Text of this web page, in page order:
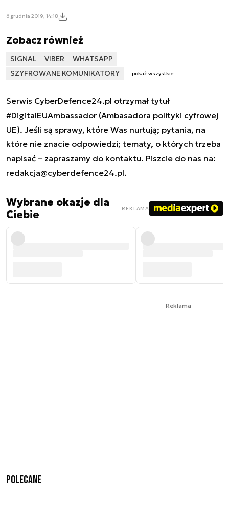
6 grudnia 2019, 14:18
Zobacz również
SIGNAL VIBER
WHATSAPP
SZYFROWANE KOMUNIKATORY
pokaż wszystkie
Serwis CyberDefence24.pl otrzymał tytuł
#DigitalEUAmbassador (Ambasadora polityki cyfrowej
UE). Jeśli są sprawy, które Was nurtują; pytania, na
które nie znacie odpowiedzi; tematy, o których trzeba
napisać – zapraszamy do kontaktu. Piszcie do nas na:
redakcja@cyberdefence24.pl.
Wybrane okazje dla
Ciebie
REKLAMA
Reklama
Polecane